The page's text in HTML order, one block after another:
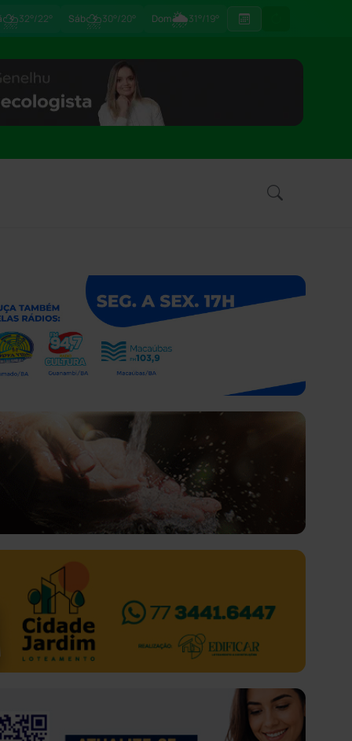
⛈32°/22° Sáb⛈30°/20° Dom🌦31°/19°